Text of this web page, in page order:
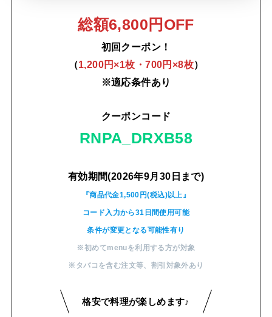
総額6,800円OFF
初回クーポン！
（1,200円×1枚・700円×8枚）
※適応条件あり
クーポンコード
RNPA_DRXB58
有効期間(2026年9月30日まで)
『商品代金1,500円(税込)以上』
コード入力から31日間使用可能
条件が変更となる可能性有り
※初めてmenuを利用する方が対象
※タバコを含む注文等 割引対象外あり
格安で料理が楽しめます♪